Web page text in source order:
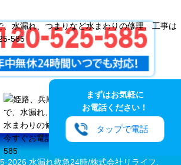
まずはお気軽に
お電話ください！
タップで電話
2026 水漏れ救急24時/株式会社リライフ.